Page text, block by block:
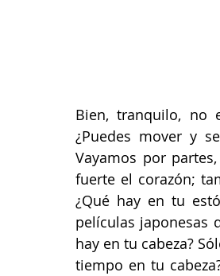
Bien, tranquilo, no
¿Puedes mover y
Vayamos por
fuerte el corazón;
¿Qué hay en tu
películas japonesas
hay en tu cabeza?
tiempo en tu